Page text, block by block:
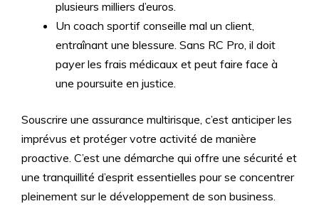
plusieurs milliers d’euros.
Un coach sportif conseille mal un client,
entraînant une blessure. Sans RC Pro, il doit
payer les frais médicaux et peut faire face à
une poursuite en justice.
Souscrire une assurance multirisque, c’est anticiper les
imprévus et protéger votre activité de manière
proactive. C’est une démarche qui offre une sécurité et
une tranquillité d’esprit essentielles pour se concentrer
pleinement sur le développement de son business.